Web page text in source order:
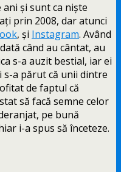
ani și sunt ca niște
prin 2008, dar atunci
, și Instagram. Având
când au cântat, au
s-a auzit bestial, iar ei
s-a părut că unii dintre
de faptul că
să facă semne celor
pe bună
i-a spus să înceteze.